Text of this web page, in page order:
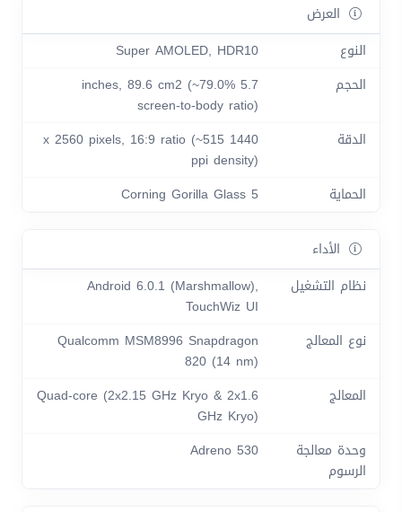
العرض
النوع
Super AMOLED, HDR10
الحجم
5.7 inches, 89.6 cm2 (~79.0%
screen-to-body ratio)
الدقة
1440 x 2560 pixels, 16:9 ratio (~515
ppi density)
الحماية
Corning Gorilla Glass 5
الأداء
نظام التشغيل
Android 6.0.1 (Marshmallow),
TouchWiz UI
نوع المعالج
Qualcomm MSM8996 Snapdragon
820 (14 nm)
المعالج
Quad-core (2x2.15 GHz Kryo & 2x1.6
GHz Kryo)
وحدة معالجة
الرسوم
Adreno 530